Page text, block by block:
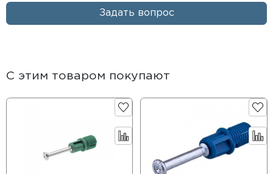
Задать вопрос
С этим товаром покупают